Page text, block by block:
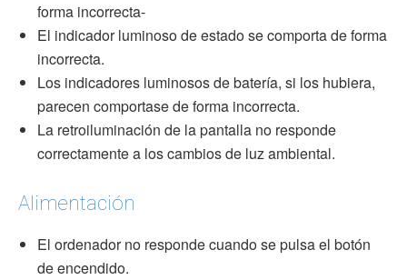
forma incorrecta-
El indicador luminoso de estado se comporta de forma
incorrecta.
Los indicadores luminosos de batería, si los hubiera,
parecen comportase de forma incorrecta.
La retroiluminación de la pantalla no responde
correctamente a los cambios de luz ambiental.
Alimentación
El ordenador no responde cuando se pulsa el botón
de encendido.